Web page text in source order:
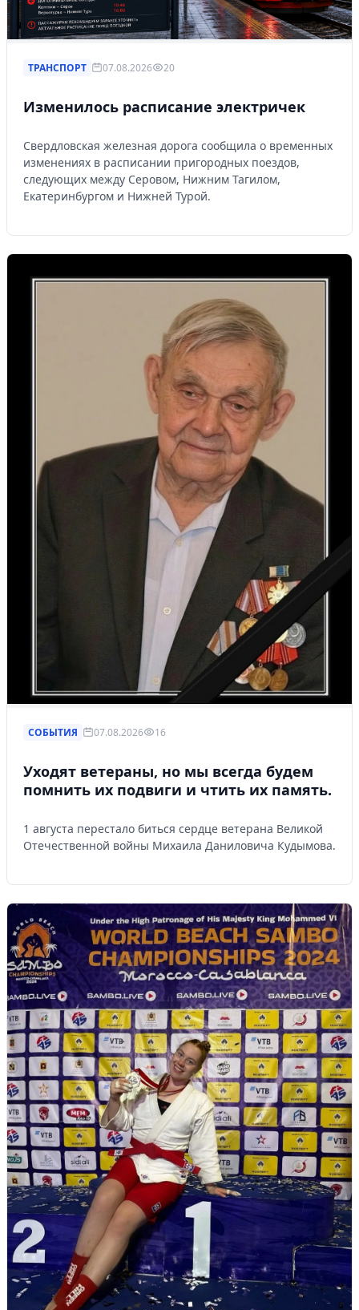
ТРАНСПОРТ 07.08.2026 20
Изменилось расписание электричек
Свердловская железная дорога сообщила о временных
изменениях в расписании пригородных поездов,
следующих между Серовом, Нижним Тагилом,
Екатеринбургом и Нижней Турой.
СОБЫТИЯ 07.08.2026 16
Уходят ветераны, но мы всегда будем
помнить их подвиги и чтить их память.
1 августа перестало биться сердце ветерана Великой
Отечественной войны Михаила Даниловича Кудымова.